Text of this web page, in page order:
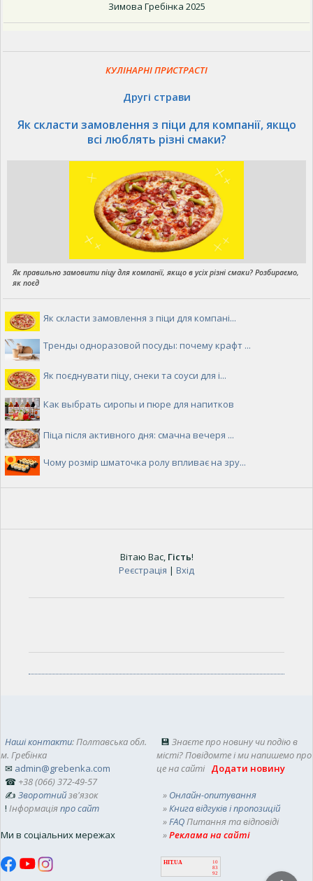
Зимова Гребінка 2025
КУЛІНАРНІ ПРИСТРАСТІ
Другі страви
Як скласти замовлення з піци для компанії, якщо
всі люблять різні смаки?
Як правильно замовити піцу для компанії, якщо в усіх різні смаки? Розбираємо,
як поєд
Як скласти замовлення з піци для компані...
Тренды одноразовой посуды: почему крафт ...
Як поєднувати піцу, снеки та соуси для і...
Как выбрать сиропы и пюре для напитков
Піца після активного дня: смачна вечеря ...
Чому розмір шматочка ролу впливає на зру...
Вітаю Вас, Гість!
Реєстрація | Вхід
Наші контакти: Полтавська обл.
м. Гребінка
✉ admin@grebenka.com
☎ +38 (066) 372-49-57
✍ Зворотний зв'язок
! Інформаціяпро сайт
Ми в соціальних мережах
💾 Знаєте про новину чи подію в
місті? Повідомте і ми напишемо про
це на сайті Додати новину
» Онлайн-опитування
» Книга відгуків і пропозицій
» FAQ Питання та відповіді
»Реклама на сайті
HIT.UA
10
83
92